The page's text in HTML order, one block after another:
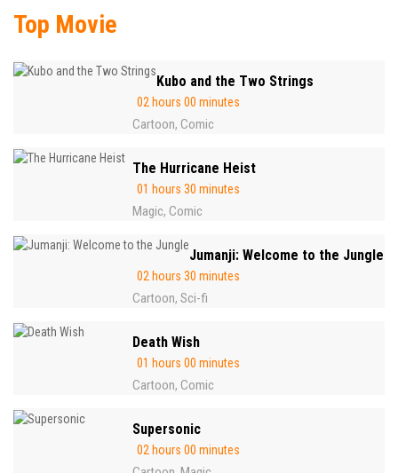
Top Movie
Kubo and the Two Strings
02 hours 00 minutes
Cartoon, Comic
The Hurricane Heist
01 hours 30 minutes
Magic, Comic
Jumanji: Welcome to the Jungle
02 hours 30 minutes
Cartoon, Sci-fi
Death Wish
01 hours 00 minutes
Cartoon, Comic
Supersonic
02 hours 00 minutes